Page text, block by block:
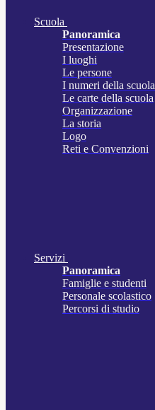
Scuola
Panoramica
Presentazione
I luoghi
Le persone
I numeri della scuola
Le carte della scuola
Organizzazione
La storia
Logo
Reti e Convenzioni
Servizi
Panoramica
Famiglie e studenti
Personale scolastico
Percorsi di studio